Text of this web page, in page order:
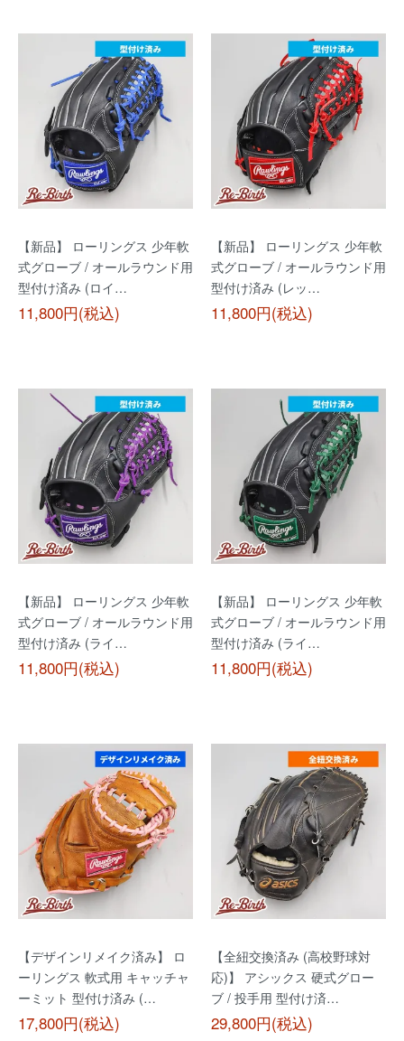
【新品】 ローリングス 少年軟
式グローブ / オールラウンド用
型付け済み (ロイ…
11,800円(税込)
【新品】 ローリングス 少年軟
式グローブ / オールラウンド用
型付け済み (レッ…
11,800円(税込)
【新品】 ローリングス 少年軟
式グローブ / オールラウンド用
型付け済み (ライ…
11,800円(税込)
【新品】 ローリングス 少年軟
式グローブ / オールラウンド用
型付け済み (ライ…
11,800円(税込)
【デザインリメイク済み】 ロ
ーリングス 軟式用 キャッチャ
ーミット 型付け済み (…
17,800円(税込)
【全紐交換済み (高校野球対
応)】 アシックス 硬式グロー
ブ / 投手用 型付け済…
29,800円(税込)